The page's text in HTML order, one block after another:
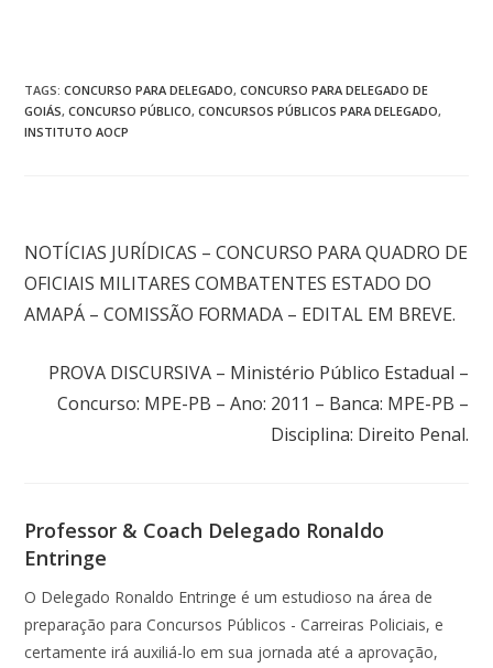
TAGS:CONCURSO PARA DELEGADO, CONCURSO PARA DELEGADO DE
GOIÁS, CONCURSO PÚBLICO, CONCURSOS PÚBLICOS PARA DELEGADO,
INSTITUTO AOCP
NOTÍCIAS JURÍDICAS – CONCURSO PARA QUADRO DE
OFICIAIS MILITARES COMBATENTES ESTADO DO
AMAPÁ – COMISSÃO FORMADA – EDITAL EM BREVE.
PROVA DISCURSIVA – Ministério Público Estadual –
Concurso: MPE-PB – Ano: 2011 – Banca: MPE-PB –
Disciplina: Direito Penal.
Professor & Coach Delegado Ronaldo
Entringe
O Delegado Ronaldo Entringe é um estudioso na área de
preparação para Concursos Públicos - Carreiras Policiais, e
certamente irá auxiliá-lo em sua jornada até a aprovação,